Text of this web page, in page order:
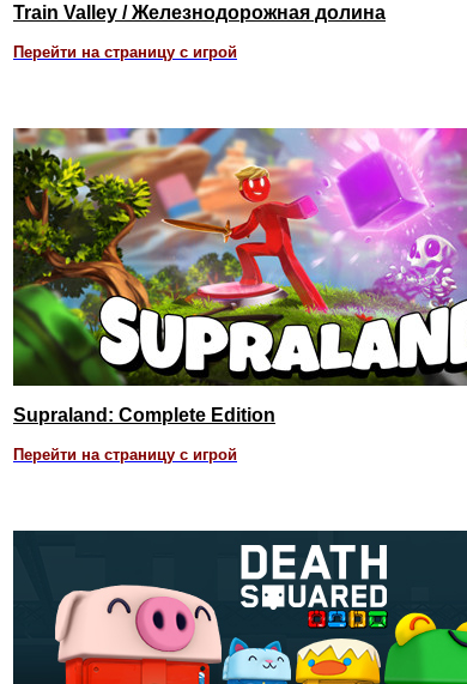
Train Valley / Железнодорожная долина
Перейти на страницу с игрой
Supraland: Complete Edition
Перейти на страницу с игрой